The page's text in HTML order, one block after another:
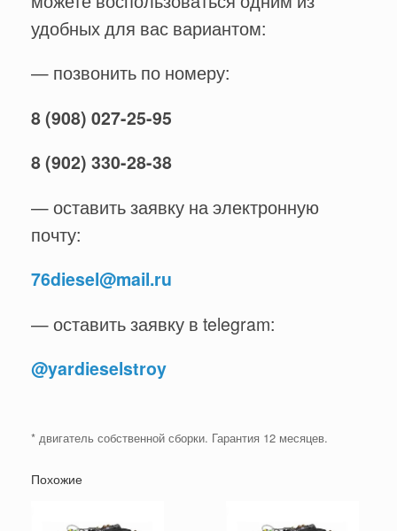
удобных для вас вариантом:
— позвонить по номеру:
8 (908) 027-25-95
8 (902) 330-28-38
— оставить заявку на электронную
почту:
76diesel@mail.ru
— оставить заявку в telegram:
@yardieselstroy
* двигатель собственной сборки. Гарантия 12 месяцев.
Похожие